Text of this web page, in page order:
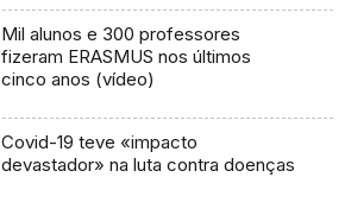
Mil alunos e 300 professores
fizeram ERASMUS nos últimos
cinco anos (vídeo)
Covid-19 teve «impacto
devastador» na luta contra doenças